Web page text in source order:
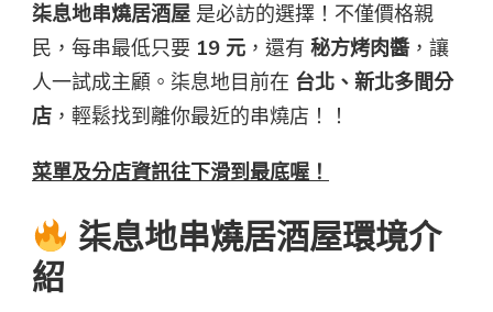
柒息地串燒居酒屋 是必訪的選擇！不僅價格親
民，每串最低只要 19 元 ，還有 秘方烤肉醬 ，讓
人一試成主顧。柒息地目前在 台北、新北多間分
店 ，輕鬆找到離你最近的串燒店！！
菜單及分店資訊往下滑到最底喔！
柒息地串燒居酒屋環境介
紹